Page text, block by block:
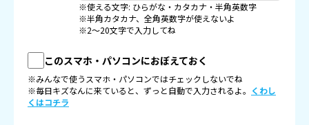
※使える文字: ひらがな・カタカナ・半角英数字
※半角カタカナ、全角英数字が使えないよ
※2〜20文字で入力してね
このスマホ・パソコンにおぼえておく
※みんなで使うスマホ・パソコンではチェックしないでね
※毎日キズなんに来ていると、ずっと自動で入力されるよ。 くわし
くはコチラ